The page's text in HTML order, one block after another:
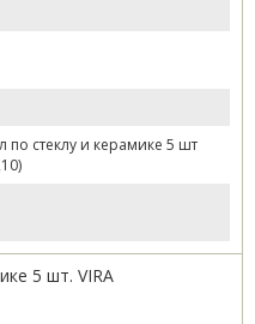
по стеклу и керамике 5 шт
5 шт. VIRA